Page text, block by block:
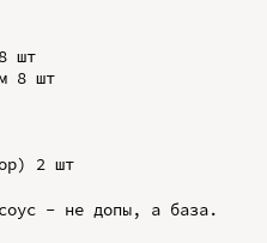
шт
8 шт
2 шт
- не допы, а база.